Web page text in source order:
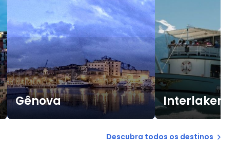
Gênova Interlaken
Descubra todos os destinos